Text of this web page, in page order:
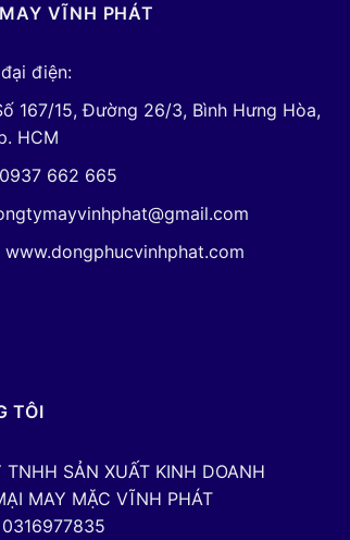
VĨNH PHÁT
điện:
167/15, Đường 26/3, Bình Hưng Hòa,
HCM
662 665
www.dongphucvinhphat.com
TÔI
TNHH SẢN XUẤT KINH DOANH
MAY MẶC VĨNH PHÁT